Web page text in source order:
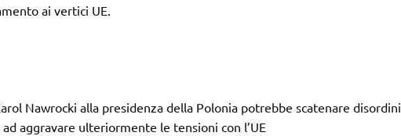
ai vertici UE.
Nawrocki alla presidenza della Polonia potrebbe scatenare disordini
aggravare ulteriormente le tensioni con l’UE